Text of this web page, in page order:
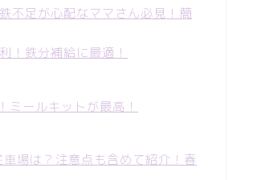
不足が心配なママさん必見！簡
！鉄分補給に最適！
ールキットが最高！
場は？注意点も含めて紹介！春